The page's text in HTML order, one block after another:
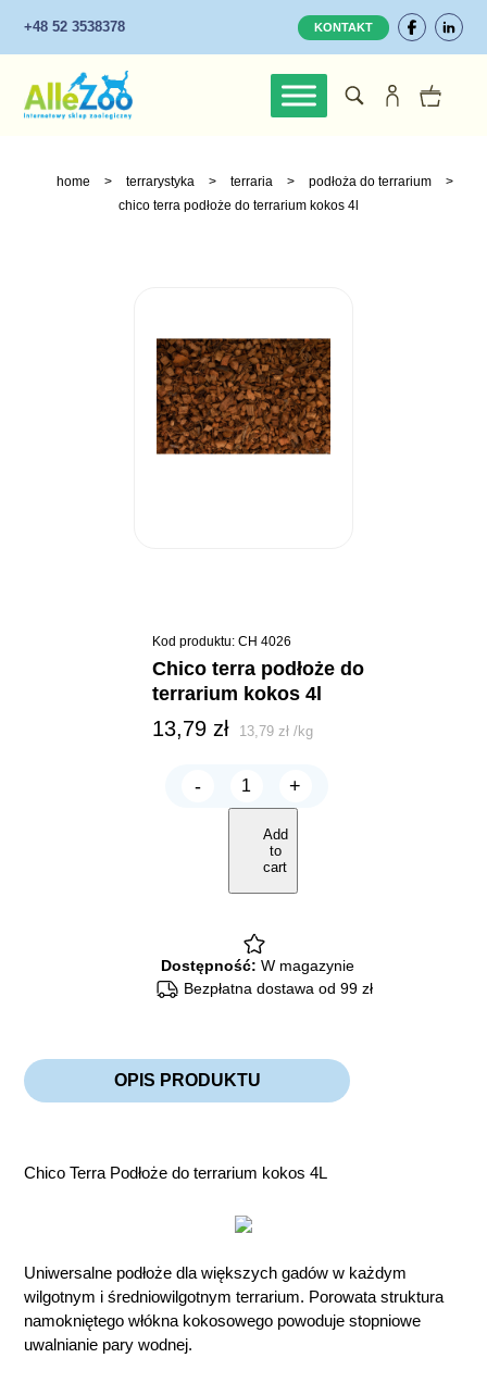
+48 52 3538378 KONTAKT
home > terrarystyka > terraria > podłoża do terrarium
>
chico terra podłoże do terrarium kokos 4l
Kod produktu: CH 4026
chico terra podłoże do
terrarium kokos 4l
13,79 zł 13,79zł /kg
-
Chico
Terra
PODŁOŻE
terrarium
KOKOS
4L
+
Add
to
cart
Dostępność: W magazynie
Bezpłatna dostawa od 99 zł
OPIS PRODUKTU
Chico Terra Podłoże do terrarium kokos 4L
Uniwersalne podłoże dla większych gadów w każdym
wilgotnym i średniowilgotnym terrarium. Porowata struktura
namokniętego włókna kokosowego powoduje stopniowe
uwalnianie pary wodnej.